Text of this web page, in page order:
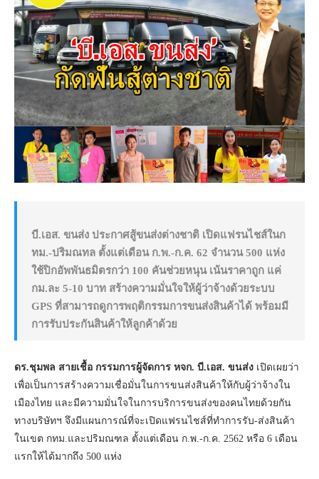
บี.เอส. ขนส่ง ประกาศสู้ขนส่งต่างชาติ เปิดแฟรนไชส์ในก
ทม.-ปริมณทล ตั้งแต่เดือน ก.พ.-ก.ค. 62 จำนวน 500 แห่ง
ใช้ปิกอัพพันธมิตรกว่า 100 คันช่วยหนุน เน้นราคาถูก แค่
กม.ละ 5-10 บาท สร้างความมั่นใจให้ผู้ว่าจ้างด้วยระบบ
GPS ที่สามารถดูการพฤติกรรมการขนส่งสินค้าได้ พร้อมมี
การรับประกันสินค้าให้ลูกค้าด้วย
ดร.ชุมพล สายเชื้อ กรรมการผู้จัดการ หจก. บี.เอส. ขนส่ง เปิดเผยว่า
เพื่อเป็นการสร้างความเชื่อมั่นในการขนส่งสินค้าให้กับผู้ว่าจ้างใน
เมืองไทย และมีความมั่นใจในการบริการขนส่งของคนไทยด้วยกัน
ทางบริษัทฯ จึงมีแผนการณ์ที่จะเปิดแฟรนไชส์ที่ทำการรับ-ส่งสินค้า
ในเขต กทม.และปริมณฑล ตั้งแต่เดือน ก.พ.-ก.ค. 2562 หรือ 6 เดือน
แรกให้ได้มากถึง 500 แห่ง